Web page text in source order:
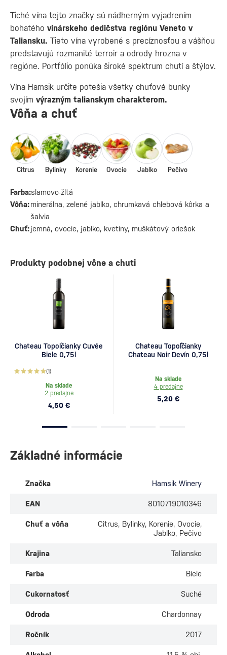
Tiché vína tejto značky sú nádherným vyjadrením
bohatého vinárskeho dedičstva regiónu Veneto v
Taliansku. Tieto vína vyrobené s precíznosťou a vášňou
predstavujú rozmanité terroir a odrody hrozna v
regióne. Portfólio ponúka široké spektrum chutí a štýlov.
Vína Hamsik určite potešia všetky chuťové bunky
svojím výrazným talianskym charakterom.
Vôňa a chuť
Farba:slamovo-žltá
Vôňa:minerálna, zelené jablko, chrumkavá chlebová kôrka a
šalvia
Chuť:jemná, ovocie, jablko, kvetiny, muškátový oriešok
Citrus Bylinky Korenie Ovocie Jablko Pečivo
Produkty podobnej vône a chuti
Chateau Topoľčianky Cuvée
Biele 0,75l
(1)
Na sklade
2 predajne
4,50 €
Chateau Topoľčianky
Chateau Noir Devín 0,75l
Na sklade
4 predajne
5,20 €
Základné informácie
Značka Hamsik Winery
EAN 8010719010346
Chuť a vôňa
Citrus, Bylinky, Korenie, Ovocie,
Jablko, Pečivo
Krajina Taliansko
Farba Biele
Cukornatosť Suché
Odroda Chardonnay
Ročník 2017